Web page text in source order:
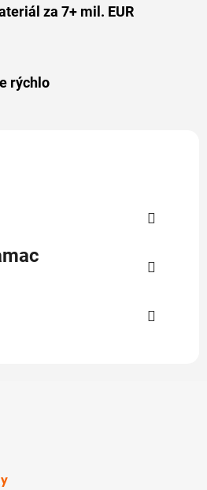
za 7+ mil. EUR
rýchlo